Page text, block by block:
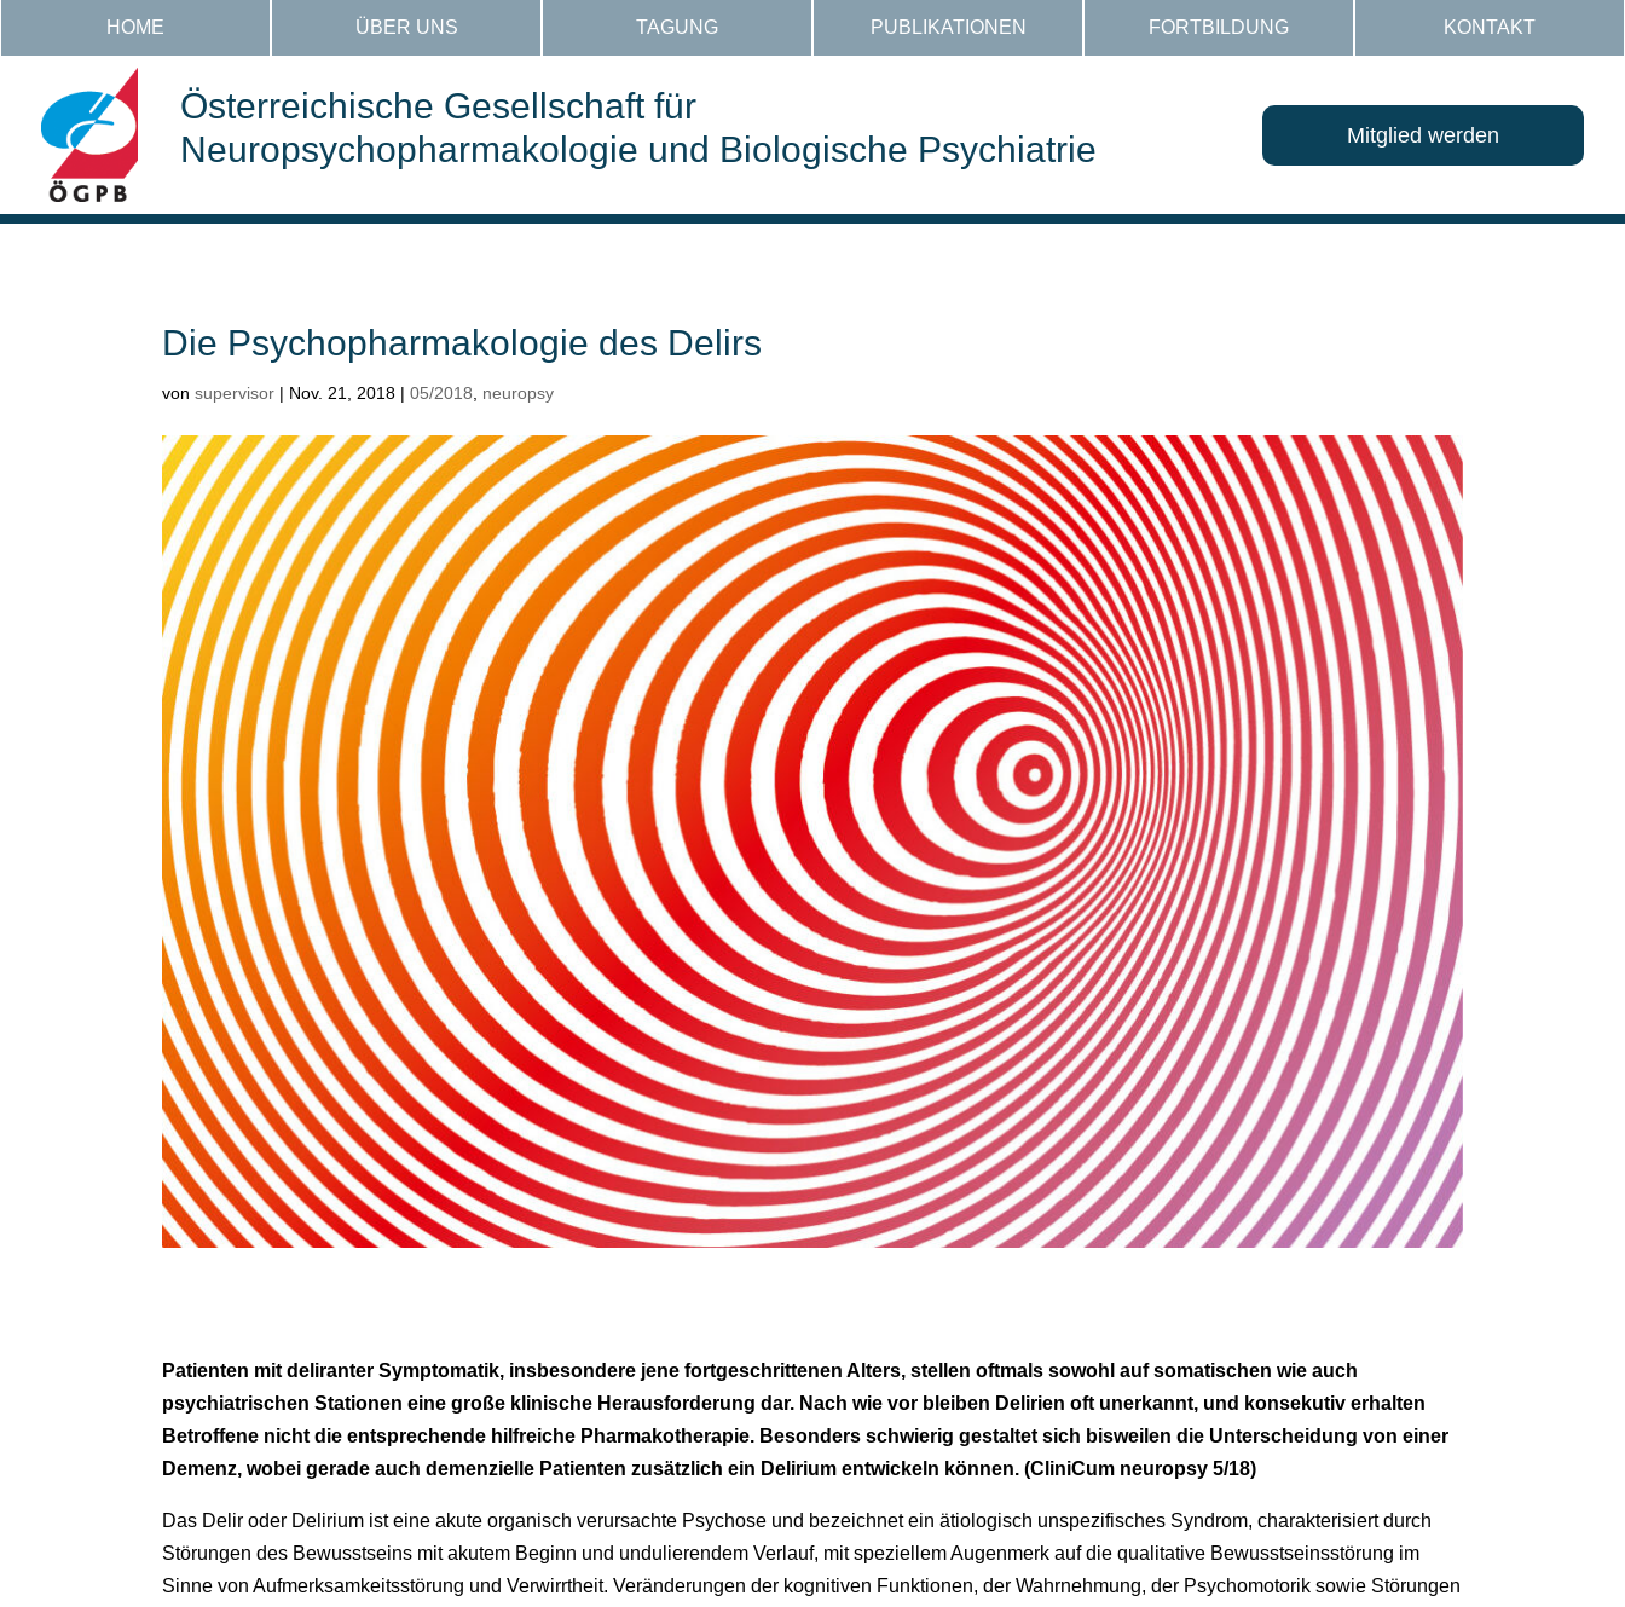
HOME ÜBER UNS TAGUNG PUBLIKATIONEN FORTBILDUNG KONTAKT
Österreichische Gesellschaft für
Neuropsychopharmakologie und Biologische Psychiatrie
Mitglied werden
Die Psychopharmakologie des Delirs
vonsupervisor | Nov. 21, 2018 |05/2018 neuropsy
Patienten mit deliranter Symptomatik, insbesondere jene fortgeschrittenen Alters, stellen oftmals sowohl auf somatischen wie auch
psychiatrischen Stationen eine große klinische Herausforderung dar. Nach wie vor bleiben Delirien oft unerkannt, und konsekutiv erhalten
Betroffene nicht die entsprechende hilfreiche Pharmakotherapie. Besonders schwierig gestaltet sich bisweilen die Unterscheidung von einer
Demenz, wobei gerade auch demenzielle Patienten zusätzlich ein Delirium entwickeln können. (CliniCum neuropsy 5/18)
Das Delir oder Delirium ist eine akute organisch verursachte Psychose und bezeichnet ein ätiologisch unspezifisches Syndrom, charakterisiert durch
Störungen des Bewusstseins mit akutem Beginn und undulierendem Verlauf, mit speziellem Augenmerk auf die qualitative Bewusstseinsstörung im
Sinne von Aufmerksamkeitsstörung und Verwirrtheit. Veränderungen der kognitiven Funktionen, der Wahrnehmung, der Psychomotorik sowie Störungen